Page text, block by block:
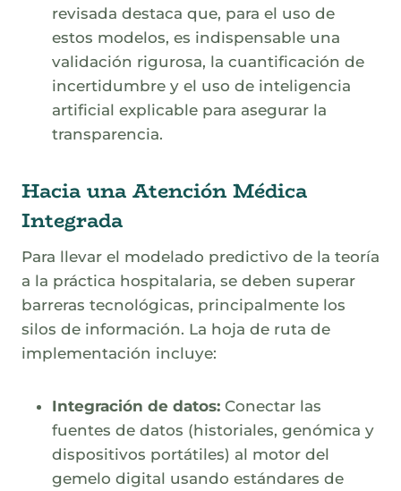
revisada destaca que, para el uso de
estos modelos, es indispensable una
validación rigurosa, la cuantificación de
incertidumbre y el uso de inteligencia
artificial explicable para asegurar la
transparencia.
Hacia una Atención Médica
Integrada
Para llevar el modelado predictivo de la teoría
a la práctica hospitalaria, se deben superar
barreras tecnológicas, principalmente los
silos de información. La hoja de ruta de
implementación incluye:
Integración de datos: Conectar las
fuentes de datos (historiales, genómica y
dispositivos portátiles) al motor del
gemelo digital usando estándares de